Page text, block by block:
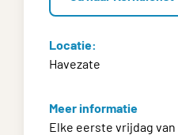
Locatie:
Havezate
Meer informatie
Elke eerste vrijdag van